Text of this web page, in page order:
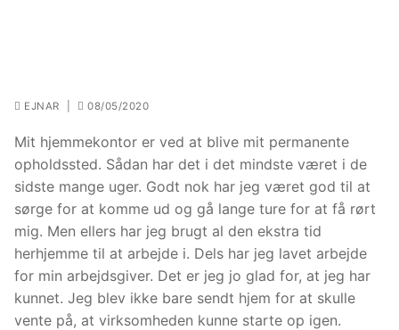
EJNAR 08/05/2020
Mit hjemmekontor er ved at blive mit permanente
opholdssted. Sådan har det i det mindste været i de
sidste mange uger. Godt nok har jeg været god til at
sørge for at komme ud og gå lange ture for at få rørt
mig. Men ellers har jeg brugt al den ekstra tid
herhjemme til at arbejde i. Dels har jeg lavet arbejde
for min arbejdsgiver. Det er jeg jo glad for, at jeg har
kunnet. Jeg blev ikke bare sendt hjem for at skulle
vente på, at virksomheden kunne starte op igen.